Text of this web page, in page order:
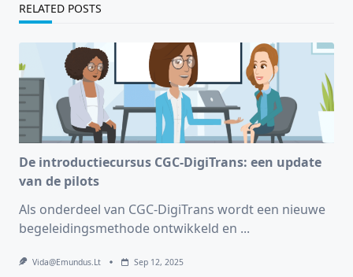
RELATED POSTS
De introductiecursus CGC-DigiTrans: een update
van de pilots
Als onderdeel van CGC-DigiTrans wordt een nieuwe
begeleidingsmethode ontwikkeld en ...
Vida@emundus.lt Sep 12, 2025